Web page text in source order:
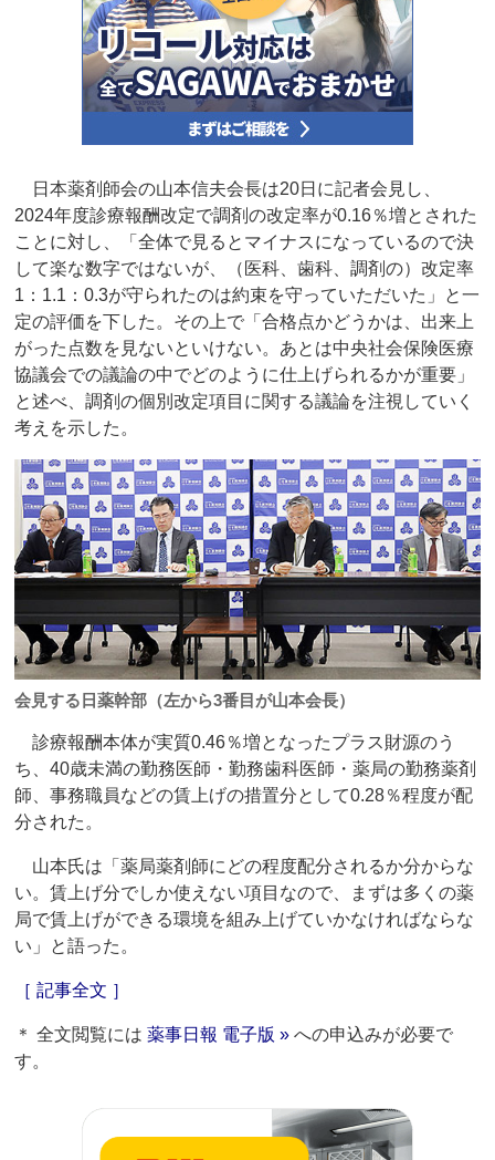
日本薬剤師会の山本信夫会長は20日に記者会見し、
2024年度診療報酬改定で調剤の改定率が0.16％増とされた
ことに対し、「全体で見るとマイナスになっているので決
して楽な数字ではないが、（医科、歯科、調剤の）改定率
1：1.1：0.3が守られたのは約束を守っていただいた」と一
定の評価を下した。その上で「合格点かどうかは、出来上
がった点数を見ないといけない。あとは中央社会保険医療
協議会での議論の中でどのように仕上げられるかが重要」
と述べ、調剤の個別改定項目に関する議論を注視していく
考えを示した。
会見する日薬幹部（左から3番目が山本会長）
診療報酬本体が実質0.46％増となったプラス財源のう
ち、40歳未満の勤務医師・勤務歯科医師・薬局の勤務薬剤
師、事務職員などの賃上げの措置分として0.28％程度が配
分された。
山本氏は「薬局薬剤師にどの程度配分されるか分からな
い。賃上げ分でしか使えない項目なので、まずは多くの薬
局で賃上げができる環境を組み上げていかなければならな
い」と語った。
［ 記事全文 ］
＊ 全文閲覧には薬事日報 電子版 » への申込みが必要で
す。